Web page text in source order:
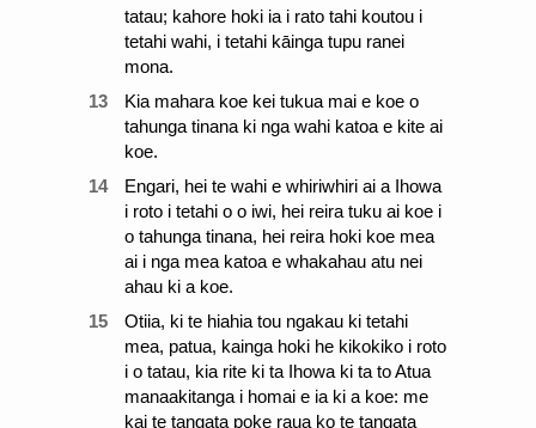
tatau; kahore hoki ia i rato tahi koutou i
tetahi wahi, i tetahi kāinga tupu ranei
mona.
13
Kia mahara koe kei tukua mai e koe o
tahunga tinana ki nga wahi katoa e kite ai
koe.
14
Engari, hei te wahi e whiriwhiri ai a Ihowa
i roto i tetahi o o iwi, hei reira tuku ai koe i
o tahunga tinana, hei reira hoki koe mea
ai i nga mea katoa e whakahau atu nei
ahau ki a koe.
15
Otiia, ki te hiahia tou ngakau ki tetahi
mea, patua, kainga hoki he kikokiko i roto
i o tatau, kia rite ki ta Ihowa ki ta to Atua
manaakitanga i homai e ia ki a koe: me
kai te tangata poke raua ko te tangata